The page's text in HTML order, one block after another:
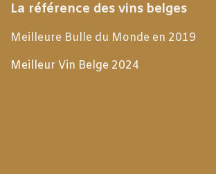
La référence des vins belges
Meilleure Bulle du Monde en 2019
Meilleur Vin Belge 2024